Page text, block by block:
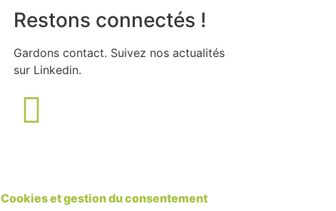
Restons connectés !
Gardons contact. Suivez nos actualités
sur Linkedin.
Cookies et gestion du consentement